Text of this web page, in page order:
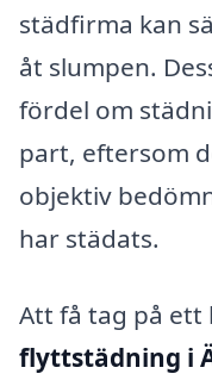
städfirma kan
åt slumpen.
fördel om
part, eftersom
objektiv
har städats.
Att få tag på
flyttstädning i